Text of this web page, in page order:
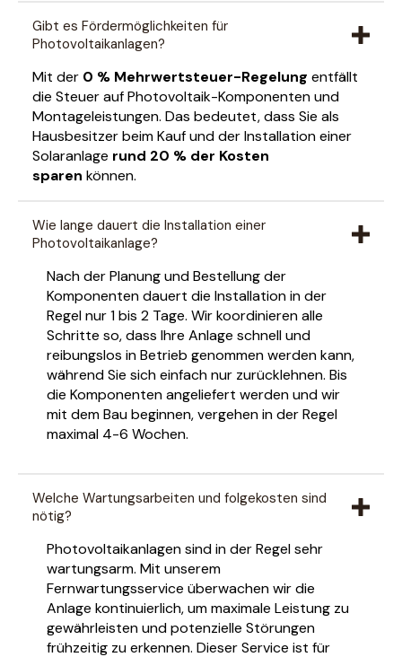
Gibt es Fördermöglichkeiten für
Photovoltaikanlagen?
Mit der 0 % Mehrwertsteuer-Regelung entfällt
die Steuer auf Photovoltaik-Komponenten und
Montageleistungen. Das bedeutet, dass Sie als
Hausbesitzer beim Kauf und der Installation einer
Solaranlage rund 20 % der Kosten
sparen können.
Wie lange dauert die Installation einer
Photovoltaikanlage?
Nach der Planung und Bestellung der
Komponenten dauert die Installation in der
Regel nur 1 bis 2 Tage. Wir koordinieren alle
Schritte so, dass Ihre Anlage schnell und
reibungslos in Betrieb genommen werden kann,
während Sie sich einfach nur zurücklehnen. Bis
die Komponenten angeliefert werden und wir
mit dem Bau beginnen, vergehen in der Regel
maximal 4-6 Wochen.
Welche Wartungsarbeiten und folgekosten sind
nötig?
Photovoltaikanlagen sind in der Regel sehr
wartungsarm. Mit unserem
Fernwartungsservice überwachen wir die
Anlage kontinuierlich, um maximale Leistung zu
gewährleisten und potenzielle Störungen
frühzeitig zu erkennen. Dieser Service ist für